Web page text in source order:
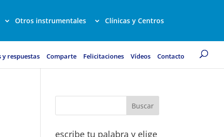
Otros instrumentales
Clínicas y Centros
y respuestas Comparte Felicitaciones Vídeos Contacto
escribe tu palabra y elige